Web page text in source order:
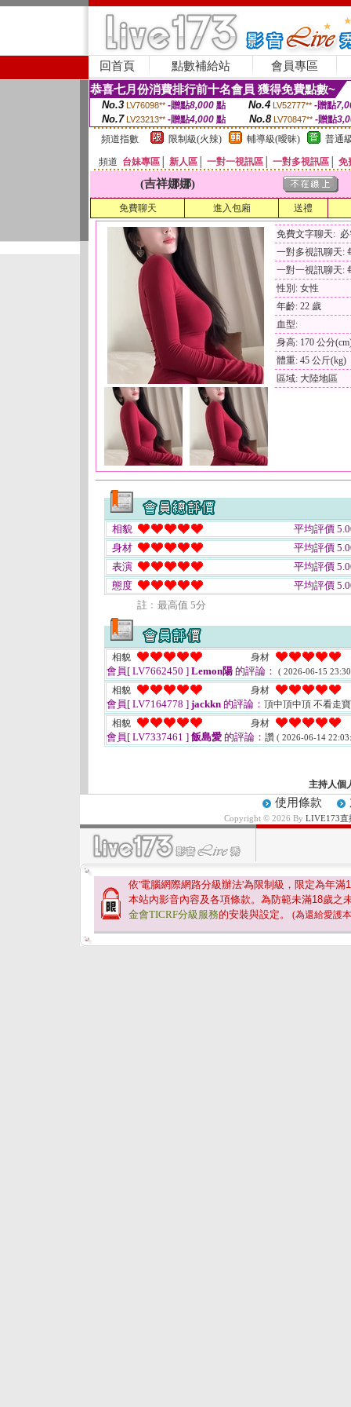
回首頁 點數補給站 會員專區
恭喜七月份消費排行前十名會員 獲得免費點數~
No.3 LV76098** -贈點8,000點 No.4 LV52777** -贈點
No.7 LV23213** -贈點4,000 點 No.8 LV70847** -贈點
頻道指數
限制級(火辣) 輔導級(曖昧) 普通
頻道 台妹專區 新人區 一對一視訊區 一對多視訊區 免
(吉祥娜娜)
免費聊天 進入包廂 送禮
免費文字聊天:
一對多視訊聊天:
一對一視訊聊天:
性別: 女性
年齡: 22 歲
血型:
身高: 170 公分
體重: 45 公斤(kg)
區域: 大陸地區
相貌
平均評價
身材
平均評價
表演
平均評價
態度
平均評價
註﹕最高值 5分
相貌 身材
會員[ LV7662450 ] Lemon陽 的評論： ( 2026-06-15
相貌 身材
會員[ LV7164778 ] jackkn 的評論： 頂中頂中頂 不看走
相貌
身材
會員[ LV7337461 ] 飯島愛 的評論： 讚 ( 2026-06-14
主持人個
使用條款
Copyright © 2026 By LIVE173直
依'電腦網際網路分級辦法'為限制級，限定為年滿
本站內影音內容及各項條款。為防範未滿18歲之
金會TICRF分級服務的安裝與設定。 (為還給愛護